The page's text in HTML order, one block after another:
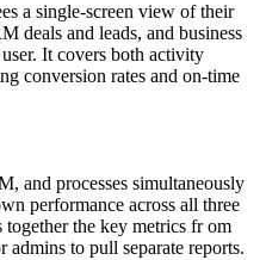
a single-screen view of their
deals and leads, and business
It covers both activity
conversion rates and on-time
and processes simultaneously
performance across all three
together the key metrics fr om
to pull separate reports.